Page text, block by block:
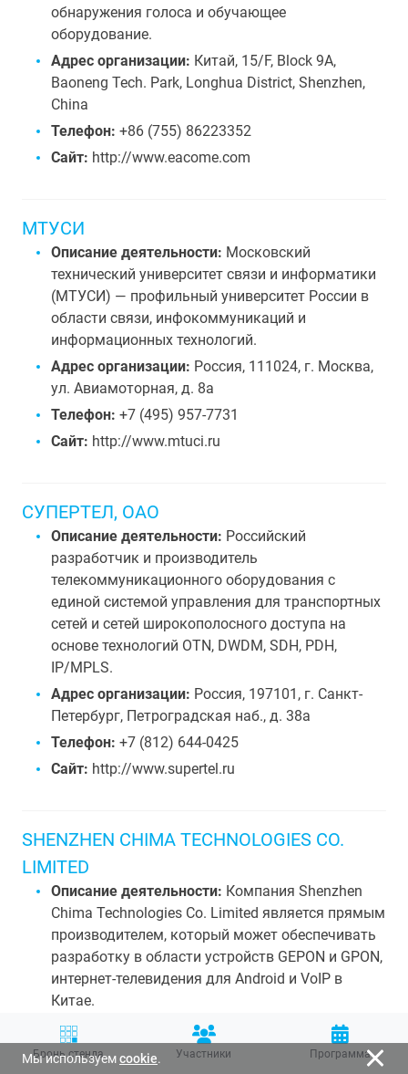
обнаружения голоса и обучающее
оборудование.
Адрес организации: Китай, 15/F, Block 9A,
Baoneng Tech. Park, Longhua District, Shenzhen,
China
Телефон: +86 (755) 86223352
Сайт: http://www.eacome.com
МТУСИ
Описание деятельности: Московский
технический университет связи и информатики
(МТУСИ) — профильный университет России в
области связи, инфокоммуникаций и
информационных технологий.
Адрес организации: Россия, 111024, г. Москва,
ул. Авиамоторная, д. 8а
Телефон: +7 (495) 957-7731
Сайт: http://www.mtuci.ru
СУПЕРТЕЛ, ОАО
Описание деятельности: Российский
разработчик и производитель
телекоммуникационного оборудования с
единой системой управления для транспортных
сетей и сетей широкополосного доступа на
основе технологий OTN, DWDM, SDH, PDH,
IP/MPLS.
Адрес организации: Россия, 197101, г. Санкт-
Петербург, Петроградская наб., д. 38а
Телефон: +7 (812) 644-0425
Сайт: http://www.supertel.ru
SHENZHEN CHIMA TECHNOLOGIES CO.
LIMITED
Описание деятельности: Компания Shenzhen
Chima Technologies Co. Limited является прямым
производителем, который может обеспечивать
разработку в области устройств GEPON и GPON,
интернет-телевидения для Android и VoIP в
Китае.
Адрес организации: Китай, 5/F, Building NO. 1,
TongXin Industry Zone, HengGang, LongGang,
Бронь стенда Участники Программа
Мы используемcookie.